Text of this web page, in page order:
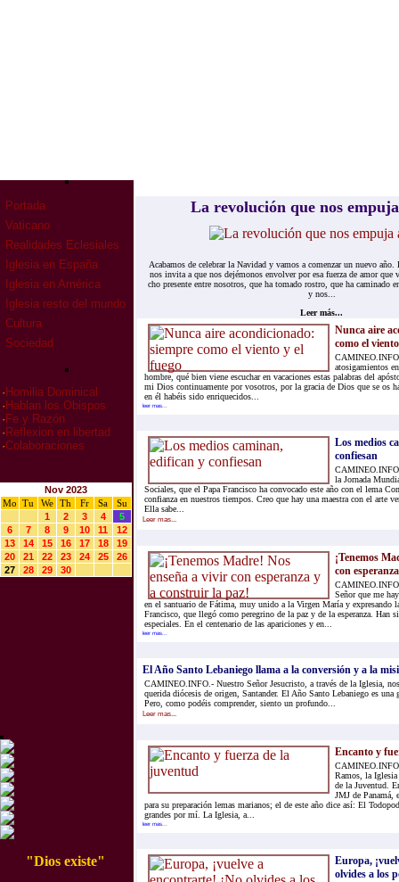
Portada
Vaticano
Realidades Eclesiales
Iglesia en España
Iglesia en América
Iglesia resto del mundo
Cultura
Sociedad
· Homilia Dominical
· Hablan los Obispos
· Fe y Razón
· Reflexion en libertad
·Colaboraciones
Nov 2023
Mo
Tu We Th Fr Sa
Su
1
2 3 4
5
6
7 8 9 10 11
12
13
14 15 16 17 18
19
20
21 22 23 24 25
26
27
28 29 30
"Dios existe"
La re­vo­lu­ción que nos
Aca­ba­mos de ce­le­brar la Na­vi­dad y va­mos a co­men­zar un nue­vo
nos in­vi­ta a que nos de­jé­mo­nos en­vol­ver por esa fuer­za de amor que
cho pre­sen­te en­tre no­so­tros, que ha to­ma­do ros­tro, que ha ca­mi­na­do
y nos...
Leer más...
Nunca aire
como el
atosigamientos
hombre, qué bien viene escuchar en vacaciones estas palabras del
mi Dios continuamente por vosotros, por la gracia de Dios que se os
en él habéis sido enriquecidos...
leer mas...
Los medios
confiesan
la Jornada
Sociales, que el Papa Francisco ha convocado este año con el lema
confianza en nuestros tiempos. Creo que hay una maestra con el arte
Ella sabe...
Leer mas...
¡Tenemos
con
Señor que me
en el santuario de Fátima, muy unido a la Virgen María y expresando
Francisco, que llegó como peregrino de la paz y de la esperanza. Han
especiales. En el centenario de las apariciones y en...
leer mas...
El Año Santo Lebaniego llama a la conversión y a la
CAMINEO.INFO.- Nuestro Señor Jesucristo, a través de la Iglesia,
querida diócesis de origen, Santander. El Año Santo Lebaniego es una
Pero, como podéis comprender, siento un profundo...
Leer mas...
Encanto y
Ramos, la
de la Juventud.
JMJ de Panamá,
para su preparación lemas marianos; el de este año dice así: El
grandes por mí. La Iglesia, a...
leer mas...
Europa,
olvides a los